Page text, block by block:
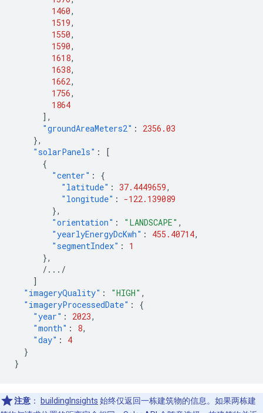
1460,
1519,
1550,
1590,
1618,
1638,
1662,
1756,
1864
],
"groundAreaMeters2" :
2356.03
},
"solarPanels" :
[
{
"center" :
{
"latitude" : 37.4449659,
"longitude" :
-122.139089
},
"orientation" : "LANDSCAPE" ,
"yearlyEnergyDcKwh" : 455.40714,
"segmentIndex" :
1
},
/.../
]
"imageryQuality" : "HIGH" ,
"imageryProcessedDate" :
{
"year" : 2023,
"month" : 8,
"day" :
4
}
}
注意 ： buildingInsights 始终仅返回一栋建筑物的信息。如果两栋建